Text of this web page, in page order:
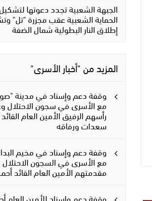
الجبهة الشعبية تجدد دعوتها
الحماية الشعبية عقب مجزرة "تل"
إطلاق النار البطولية شمال الضفة
المزيد من "أخبار الأسرى"
وقفة دعم وإسناد في مدينة
مع الأسرى في سجون الاحتلال
رأسهم الرفيق الأمين العام
سعدات ورفاقه
وقفة دعم وإسناد في مخيم
مع الأسرى في السجون
مقدمتهم الأمين العام القائد